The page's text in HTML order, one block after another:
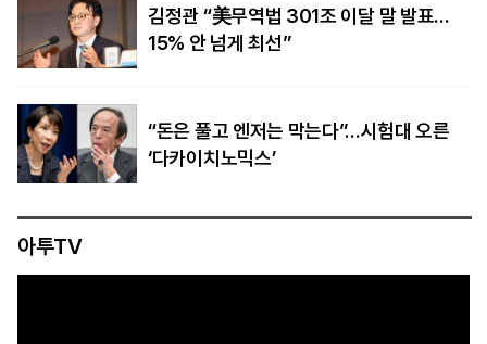
김정관 “美무역법 301조 이달 말 발표…
15% 안 넘게 최선”
“돈은 풀고 엔저는 막는다”…시험대 오른
‘다카이치노믹스’
아투TV